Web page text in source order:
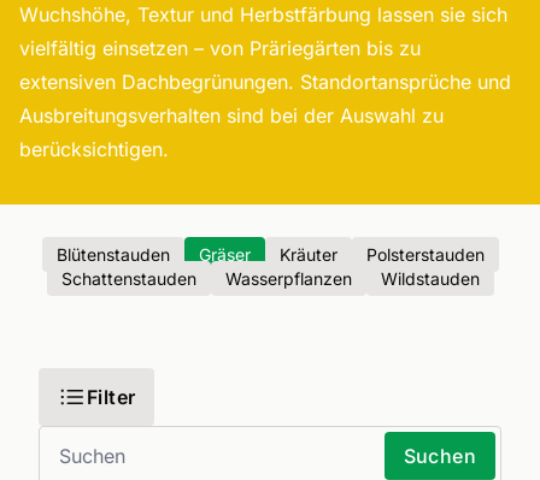
Wuchshöhe, Textur und Herbstfärbung lassen sie sich
vielfältig einsetzen – von Präriegärten bis zu
extensiven Dachbegrünungen. Standortansprüche und
Ausbreitungsverhalten sind bei der Auswahl zu
berücksichtigen.
Blütenstauden Gräser Kräuter
Polsterstauden
Schattenstauden
Wasserpflanzen Wildstauden
Filter
Suchen